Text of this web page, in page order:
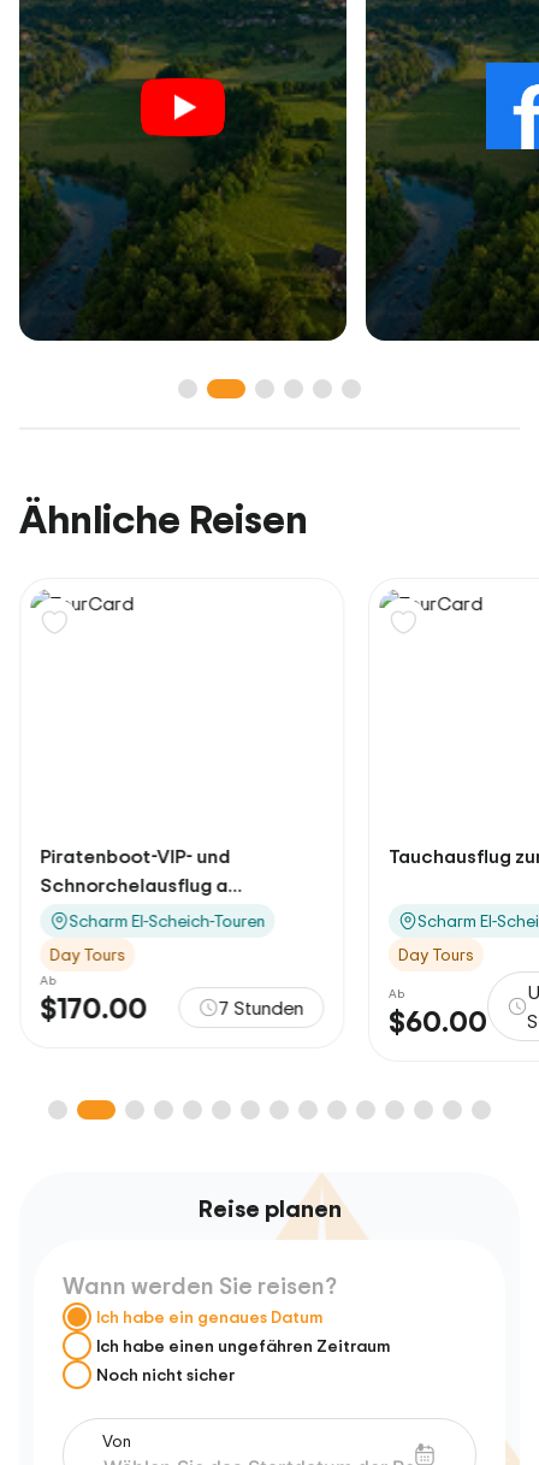
Ähnliche Reisen
7 Stunden
Tauchausflug zur Insel Tiran
Scharm El-Scheich-Touren
$60.00
Ungefähr 8
Stunden
Ab
Reise planen
Wann werden Sie reisen?
Ich habe ein genaues Datum
Ich habe einen ungefähren Zeitraum
Noch nicht sicher
Von